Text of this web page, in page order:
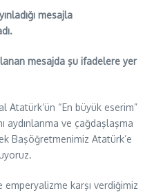
mesajla
mesajda şu ifadelere yer
Atatürk’ün “En büyük eserim”
aydınlanma ve çağdaşlaşma
Başöğretmenimiz Atatürk’e
emperyalizme karşı verdiğimiz